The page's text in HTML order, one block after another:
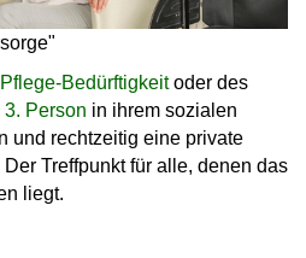
Bedürftigkeitoder des
Person in ihrem sozialen
und rechtzeitig eine private
Der Treffpunkt für alle, denen das
liegt.